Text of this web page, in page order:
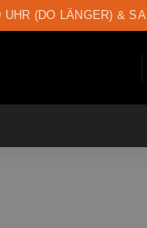
UHR (DO LÄNGER) &